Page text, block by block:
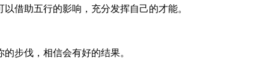
借助五行的影响，充分发挥自己的才能。
步伐，相信会有好的结果。